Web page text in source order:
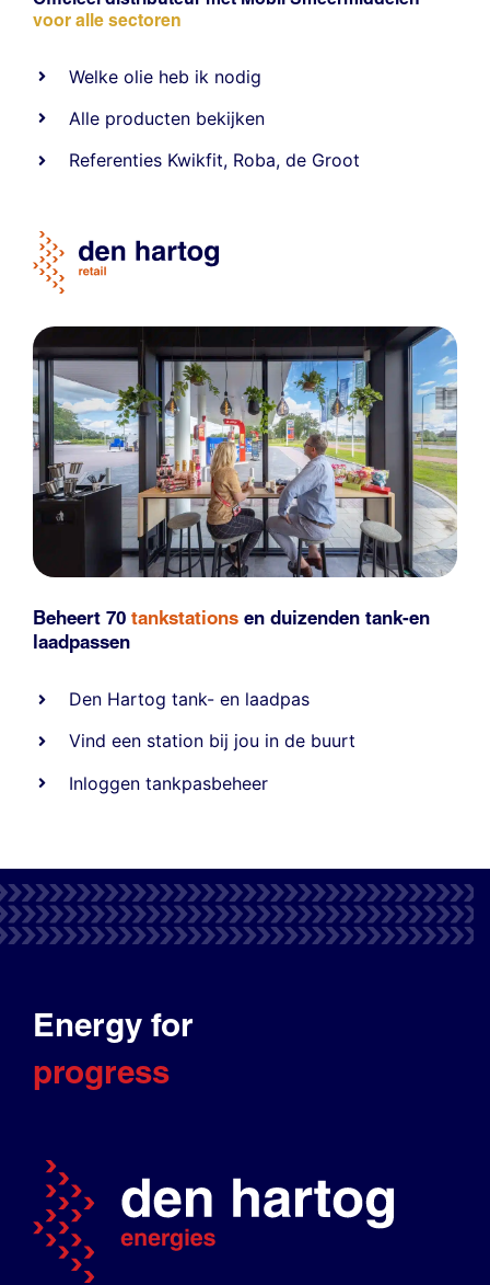
voor alle sectoren
Welke olie heb ik nodig
Alle producten bekijken
Referenties Kwikfit, Roba,de Groot
Beheert 70 tankstations en duizenden tank-en
laadpassen
Den Hartog tank- en laadpas
Vind een station bij jou in de buurt
Inloggen tankpasbeheer
Energy for
progress